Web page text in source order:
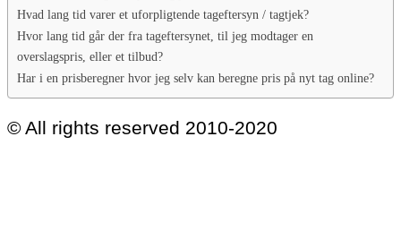
Hvad lang tid varer et uforpligtende tageftersyn / tagtjek?
Hvor lang tid går der fra tageftersynet, til jeg modtager en
overslagspris, eller et tilbud?
Har i en prisberegner hvor jeg selv kan beregne pris på nyt tag online?
© All rights reserved 2010-2020